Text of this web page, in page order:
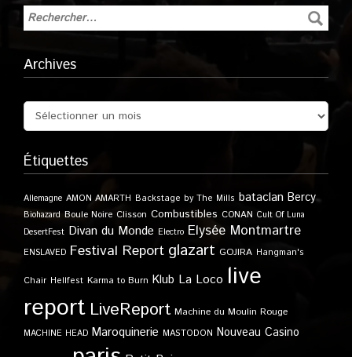
Archives
Étiquettes
Allemagne AMON AMARTH Backstage by The Mills bataclan Bercy
Biohazard Boule Noire Clisson Combustibles CONAN Cult Of Luna
DesertFest Divan du Monde Electro Elysée Montmartre
ENSLAVED Festival Report glazart GOJIRA Hangman's
Chair Hellfest Karma to Burn Klub La Loco live
report LiveReport Machine du Moulin Rouge
MACHINE HEAD Maroquinerie MASTODON Nouveau Casino